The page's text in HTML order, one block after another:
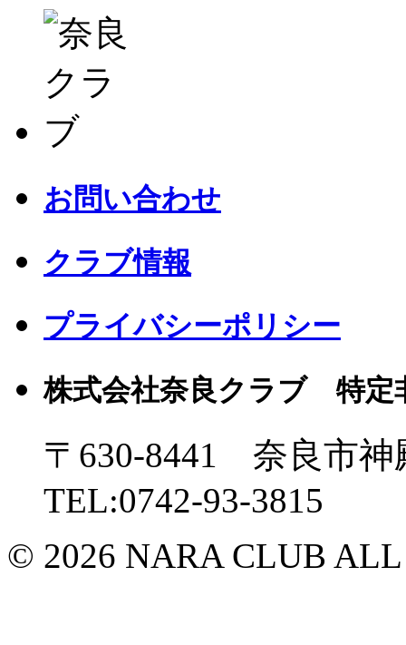
お問い合わせ
クラブ情報
プライバシーポリシー
株式会社奈良クラブ 特定
〒630-8441 奈良市
TEL:0742-93-3815
© 2026 NARA CLUB ALL